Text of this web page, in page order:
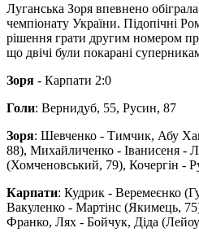
Луганська Зоря впевнено
чемпіонату України. Підопічні
рішення грати другим номером
що двічі були покарані
Зоря - Карпати 2:0
Голи: Вернидуб, 55, Русин, 87
Зоря: Шевченко - Тимчик, Абу
88), Михайличенко - Іванисеня -
(Хомченовський, 79), Кочергін -
Карпати: Кудрик - Веремеєнко
Вакуленко - Мартінс (Якимець,
Франко, Лях - Бойчук, Діда